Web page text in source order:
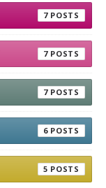
7
7
7
6
5